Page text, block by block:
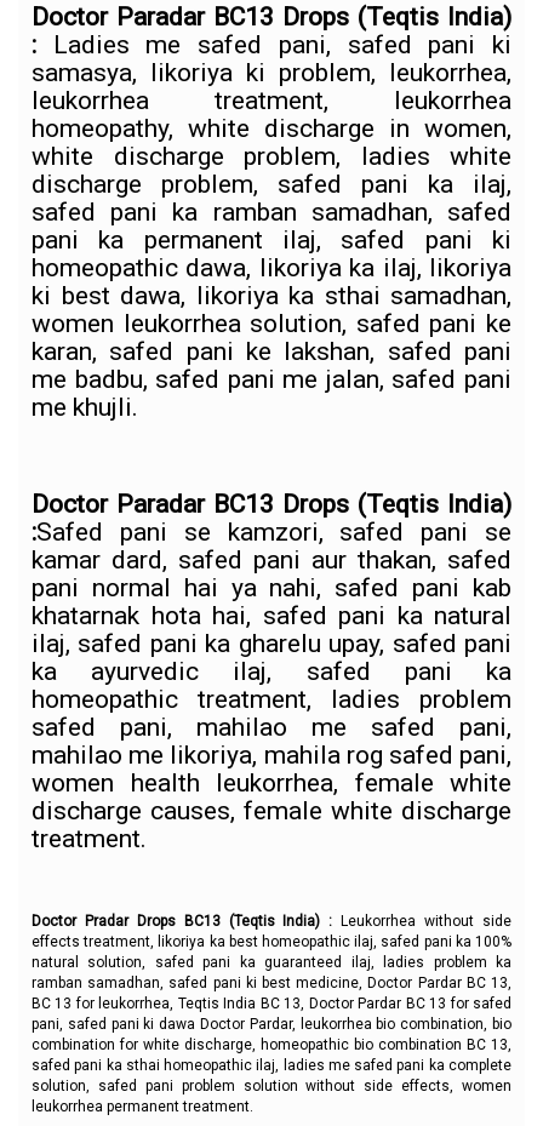
Doctor Paradar BC13 Drops (Teqtis India)
: Ladies me safed pani, safed pani ki
samasya, likoriya ki problem, leukorrhea,
leukorrhea treatment, leukorrhea
homeopathy, white discharge in women,
white discharge problem, ladies white
discharge problem, safed pani ka ilaj,
safed pani ka ramban samadhan, safed
pani ka permanent ilaj, safed pani ki
homeopathic dawa, likoriya ka ilaj, likoriya
ki best dawa, likoriya ka sthai samadhan,
women leukorrhea solution, safed pani ke
karan, safed pani ke lakshan, safed pani
me badbu, safed pani me jalan, safed pani
me khujli.
Doctor Paradar BC13 Drops (Teqtis India)
:Safed pani se kamzori, safed pani se
kamar dard, safed pani aur thakan, safed
pani normal hai ya nahi, safed pani kab
khatarnak hota hai, safed pani ka natural
ilaj, safed pani ka gharelu upay, safed pani
ka ayurvedic ilaj, safed pani ka
homeopathic treatment, ladies problem
safed pani, mahilao me safed pani,
mahilao me likoriya, mahila rog safed pani,
women health leukorrhea, female white
discharge causes, female white discharge
treatment.
Doctor Pradar Drops BC13(Teqtis India) :
Leukorrhea without side
effects treatment, likoriya ka best homeopathic ilaj, safed pani ka 100%
natural solution, safed pani ka guaranteed ilaj, ladies problem ka
ramban samadhan, safed pani ki best medicine, Doctor Pardar BC 13,
BC 13 for leukorrhea, Teqtis India BC 13, Doctor Pardar BC 13 for safed
pani, safed pani ki dawa Doctor Pardar, leukorrhea bio combination, bio
combination for white discharge, homeopathic bio combination BC 13,
safed pani ka sthai homeopathic ilaj, ladies me safed pani ka complete
solution, safed pani problem solution without side effects, women
leukorrhea permanent treatment.